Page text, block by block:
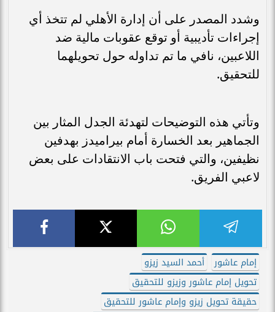
وشدد المصدر على أن إدارة الأهلي لم تتخذ أي
إجراءات تأديبية أو توقع عقوبات مالية ضد
اللاعبين، نافي ما تم تداوله حول تحويلهما
للتحقيق.
وتأتي هذه التوضيحات لتهدئة الجدل المثار بين
الجماهير بعد الخسارة أمام بيراميدز بهدفين
نظيفين، والتي فتحت باب الانتقادات على بعض
لاعبي الفريق.
إمام عاشور
أحمد السيد زيزو
تحويل إمام عاشور وزيزو للتحقيق
حقيقة تحويل زيزو وإمام عاشور للتحقيق